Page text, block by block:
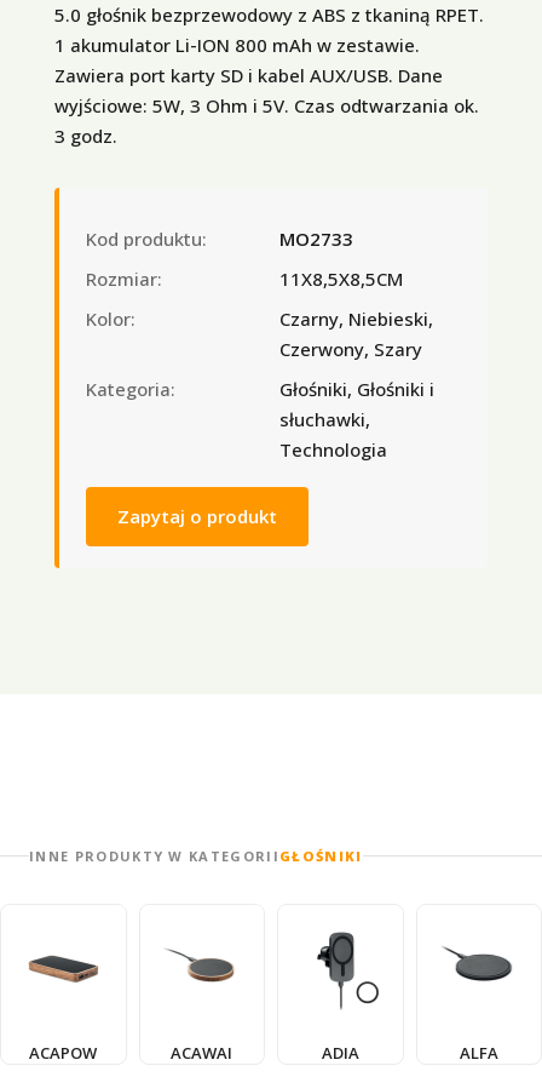
5.0 głośnik bezprzewodowy z ABS z tkaniną RPET.
1 akumulator Li-ION 800 mAh w zestawie.
Zawiera port karty SD i kabel AUX/USB. Dane
wyjściowe: 5W, 3 Ohm i 5V. Czas odtwarzania ok.
3 godz.
Kod produktu:
MO2733
Rozmiar:
11X8,5X8,5CM
Kolor:
Czarny, Niebieski,
Czerwony, Szary
Kategoria:
Głośniki, Głośniki i
słuchawki,
Technologia
Zapytaj o produkt
INNE PRODUKTY W KATEGORII GŁOŚNIKI
ACAPOW ACAWAI ADIA ALFA